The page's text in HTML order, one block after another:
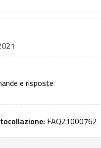
e risposte
FAQ21000762